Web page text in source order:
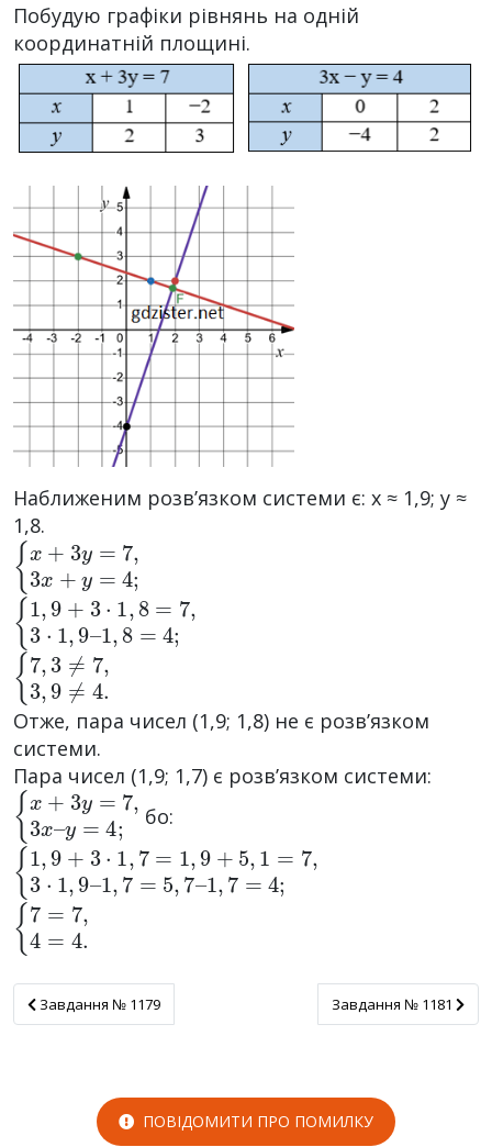
Побудую графіки рівнянь на одній
координатній площині.
Наближеним розв’язком системи є: x ≈ 1,9; y ≈
1,8.
{x+ 3y =7 ,3 x+
{1,9+ 3· 1,8 = 7,3·1 ,9
1,8=4;
{7,3≠ 7, 3,9
Отже, пара чисел (1,9; 1,8) не є розв’язком
системи.
Пара чисел (1,9; 1,7) є розв’язком системи:
{x+ 3y =7 ,3 x–
y=4; бо:
{1,9+ 3· 1,7 =1,9+ 5,1=7, 3· 1 9–
1,7=5,7 –1 ,7 =4;
{7= 7, 4=
Завдання № 1179
Завдання № 1179 Завдання № 1181
Завдання № 1181
ПОВІДОМИТИ ПРО ПОМИЛКУ